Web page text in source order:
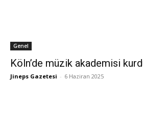
Genel
Köln’de müzik akademisi
Jineps Gazetesi - 6 Haziran 2025